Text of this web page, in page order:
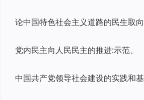
论中国特色社会主义道路的民生取向
党内民主向人民民主的推进:示范、
中国共产党领导社会建设的实践和基